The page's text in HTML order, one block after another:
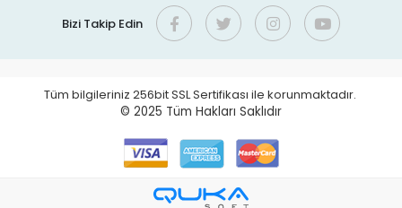
Bizi Takip Edin
Tüm bilgileriniz 256bit SSL Sertifikası ile korunmaktadır.
© 2025 Tüm Hakları Saklıdır